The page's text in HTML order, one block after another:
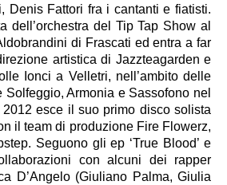
Denis Fattori fra i cantanti e fiatisti.
dell’orchestra del Tip Tap Show al
di Frascati ed entra a far
artistica di Jazzteagarden e
Ionci a Velletri, nell’ambito delle
Armonia e Sassofono nel
esce il suo primo disco solista
il team di produzione Fire Flowerz,
Seguono gli ep ‘True Blood’ e
con alcuni dei rapper
D’Angelo (Giuliano Palma, Giulia